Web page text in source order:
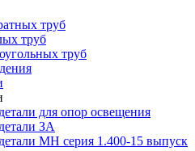
труб
труб
труб
для опор освещения
ЗА
МН серия 1.400-15 выпуск